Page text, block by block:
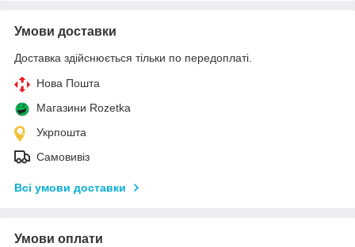
Умови доставки
Доставка здійснюється тільки по передоплаті.
Нова Пошта
Магазини Rozetka
Укрпошта
Самовивіз
Всі умови доставки
Умови оплати